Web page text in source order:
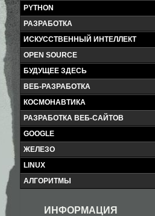
PYTHON
РАЗРАБОТКА
ИСКУССТВЕННЫЙ ИНТЕЛЛЕКТ
OPEN SOURCE
БУДУЩЕЕ ЗДЕСЬ
ВЕБ-РАЗРАБОТКА
КОСМОНАВТИКА
РАЗРАБОТКА ВЕБ-САЙТОВ
GOOGLE
ЖЕЛЕЗО
LINUX
АЛГОРИТМЫ
ИНФОРМАЦИЯ